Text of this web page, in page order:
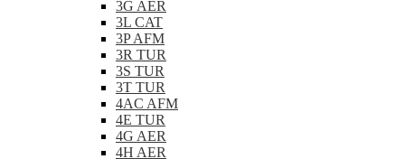
3G AER
3L CAT
3P AFM
3R TUR
3S TUR
3T TUR
4AC AFM
4E TUR
4G AER
4H AER